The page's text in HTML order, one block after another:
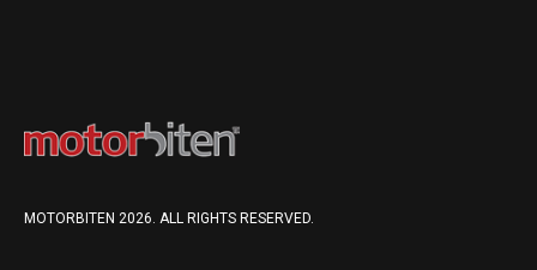
MOTORBITEN 2026. ALL RIGHTS RESERVED.